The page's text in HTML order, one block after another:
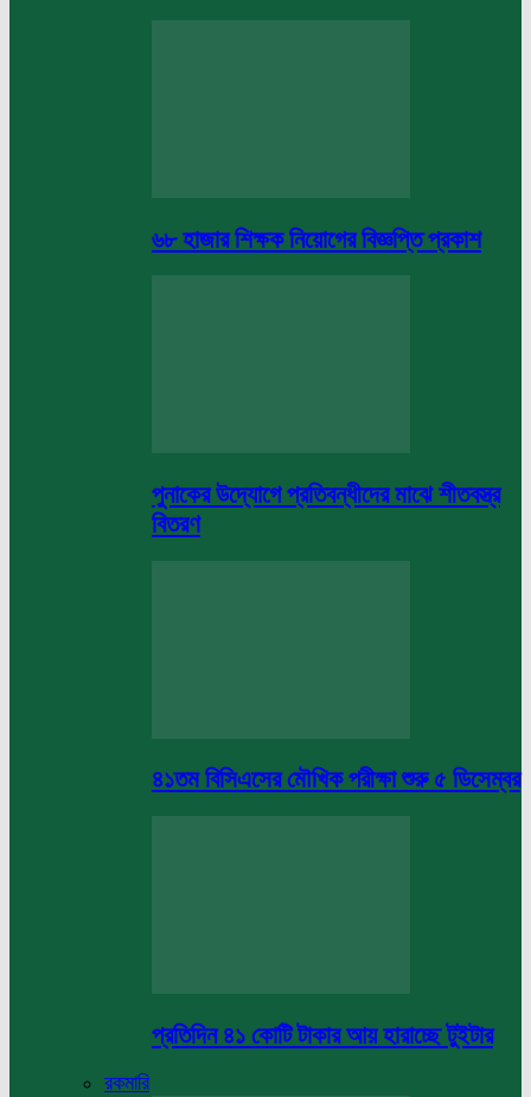
৬৮ হাজার শিক্ষক নিয়োগের বিজ্ঞপ্তি প্রকাশ
পুনাকের উদ্যোগে প্রতিবন্ধীদের মাঝে শীতবস্ত্র
বিতরণ
৪১তম বিসিএসের মৌখিক পরীক্ষা শুরু ৫ ডিসেম্বর
প্রতিদিন ৪১ কোটি টাকার আয় হারাচ্ছে টুইটার
রকমারি